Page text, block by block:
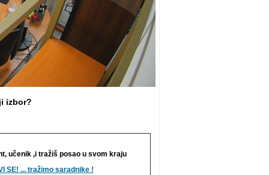
izbor?
učenik ,i tražiš posao u svom kraju
SE! ... tražimo saradnike !